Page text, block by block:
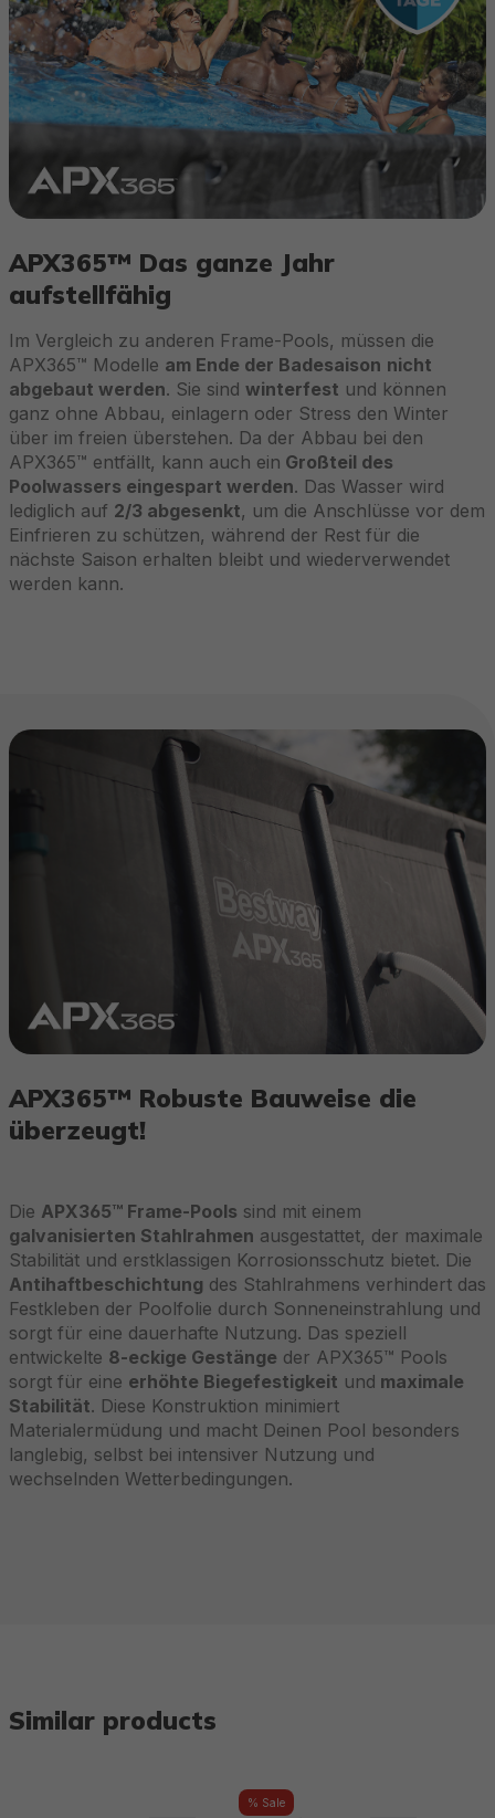
APX365™ Das ganze Jahr
aufstellfähig
Im Vergleich zu anderen Frame-Pools, müssen die
APX365™ Modelle am Ende der Badesaison nicht
abgebaut werden. Sie sind winterfest und können
ganz ohne Abbau, einlagern oder Stress den Winter
über im freien überstehen. Da der Abbau bei den
APX365™ entfällt, kann auch ein Großteil des
Poolwassers eingespart werden. Das Wasser wird
lediglich auf 2/3 abgesenkt, um die Anschlüsse vor dem
Einfrieren zu schützen, während der Rest für die
nächste Saison erhalten bleibt und wiederverwendet
werden kann.
APX365™ Robuste Bauweise die
überzeugt!
Die APX365™ Frame-Pools sind mit einem
galvanisierten Stahlrahmen ausgestattet, der maximale
Stabilität und erstklassigen Korrosionsschutz bietet. Die
Antihaftbeschichtung des Stahlrahmens verhindert das
Festkleben der Poolfolie durch Sonneneinstrahlung und
sorgt für eine dauerhafte Nutzung. Das speziell
entwickelte 8-eckige Gestänge der APX365™ Pools
sorgt für eine erhöhte Biegefestigkeit und maximale
Stabilität. Diese Konstruktion minimiert
Materialermüdung und macht Deinen Pool besonders
langlebig, selbst bei intensiver Nutzung und
wechselnden Wetterbedingungen.
Similar products
% Sale